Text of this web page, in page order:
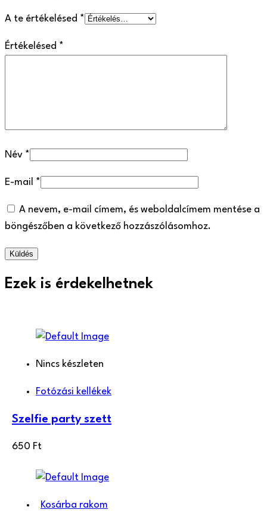
A te értékelésed *
Értékelésed *
Név *
E-mail *
A nevem, e-mail címem, és weboldalcímem mentése a
böngészőben a következő hozzászólásomhoz.
Ezek is érdekelhetnek
Nincs készleten
Fotózási kellékek
Szelfie party szett
650 Ft
Kosárba rakom